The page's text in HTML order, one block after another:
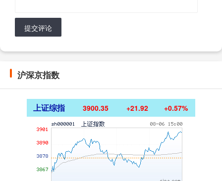
提交评论
沪深京指数
上证综指 3900.35 +21.92 +0.57%